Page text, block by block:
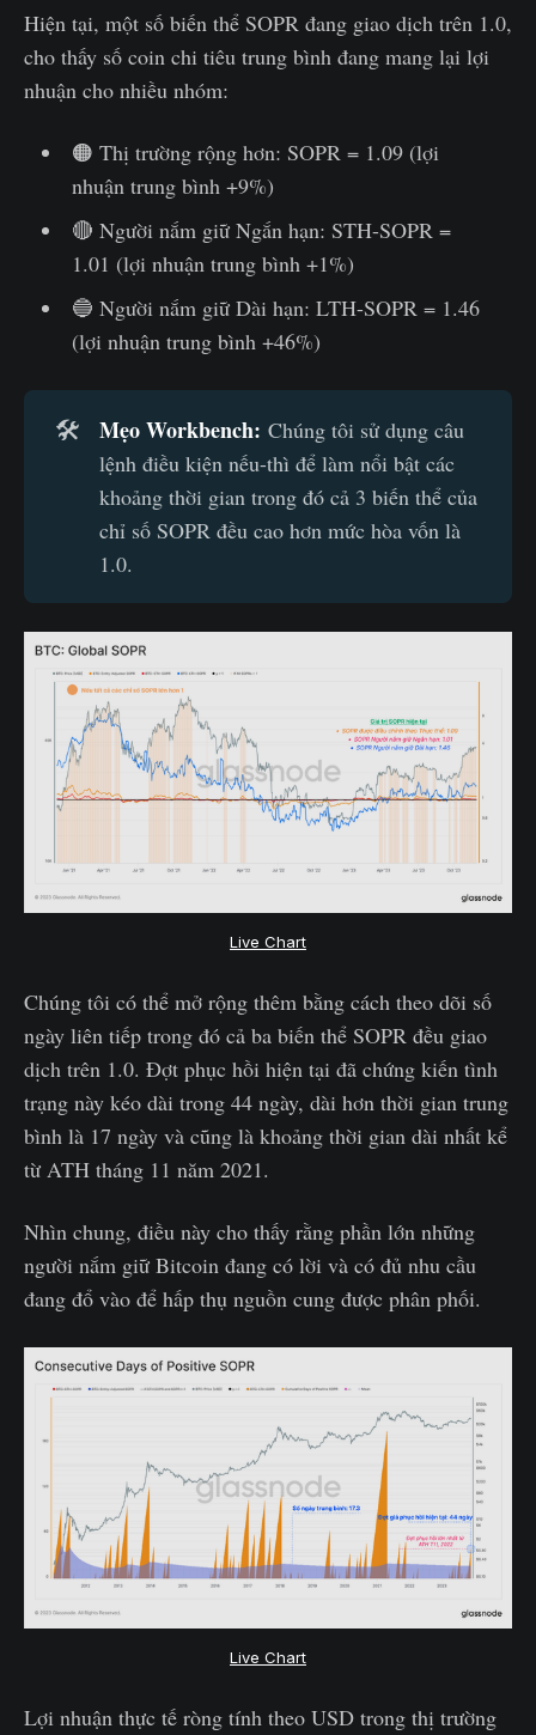
Hiện tại, một số biến thể SOPR đang giao dịch trên 1.0,
cho thấy số coin chi tiêu trung bình đang mang lại lợi
nhuận cho nhiều nhóm:
🟠 Thị trường rộng hơn: SOPR = 1.09 (lợi
nhuận trung bình +9%)
🔴 Người nắm giữ Ngắn hạn: STH-SOPR =
1.01 (lợi nhuận trung bình +1%)
🔵 Người nắm giữ Dài hạn: LTH-SOPR = 1.46
(lợi nhuận trung bình +46%)
🛠️ Mẹo Workbench: Chúng tôi sử dụng câu
lệnh điều kiện nếu-thì để làm nổi bật các
khoảng thời gian trong đó cả 3 biến thể của
chỉ số SOPR đều cao hơn mức hòa vốn là
1.0.
Live Chart
Chúng tôi có thể mở rộng thêm bằng cách theo dõi số
ngày liên tiếp trong đó cả ba biến thể SOPR đều giao
dịch trên 1.0. Đợt phục hồi hiện tại đã chứng kiến tình
trạng này kéo dài trong 44 ngày, dài hơn thời gian trung
bình là 17 ngày và cũng là khoảng thời gian dài nhất kể
từ ATH tháng 11 năm 2021.
Nhìn chung, điều này cho thấy rằng phần lớn những
người nắm giữ Bitcoin đang có lời và có đủ nhu cầu
đang đổ vào để hấp thụ nguồn cung được phân phối.
Live Chart
Lợi nhuận thực tế ròng tính theo USD trong thị trường